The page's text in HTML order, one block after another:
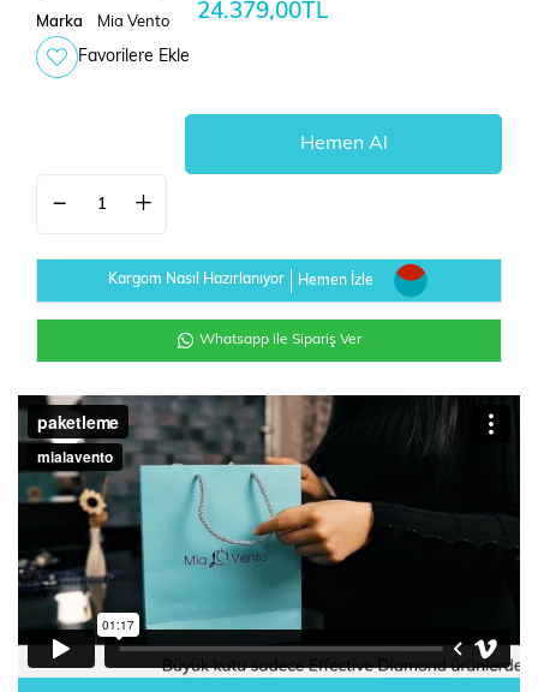
Marka Mia Vento 24.379,00TL
Favorilere Ekle
Kargom Nasıl Hazırlanıyor Hemen İzle
Whatsapp ile Sipariş Ver